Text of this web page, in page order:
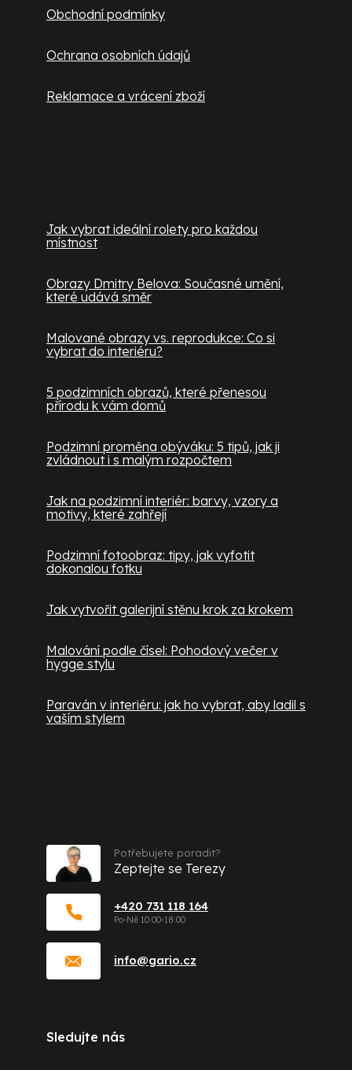
Obchodní podmínky
Ochrana osobních údajů
Reklamace a vrácení zboží
Jak vybrat ideální rolety pro každou
místnost
Obrazy Dmitry Belova: Současné umění,
které udává směr
Malované obrazy vs. reprodukce: Co si
vybrat do interiéru?
5 podzimních obrazů, které přenesou
přírodu k vám domů
Podzimní proměna obýváku: 5 tipů, jak ji
zvládnout i s malým rozpočtem
Jak na podzimní interiér: barvy, vzory a
motivy, které zahřejí
Podzimní fotoobraz: tipy, jak vyfotit
dokonalou fotku
Jak vytvořit galerijní stěnu krok za krokem
Malování podle čísel: Pohodový večer v
hygge stylu
Paraván v interiéru: jak ho vybrat, aby ladil s
vaším stylem
info@gario.cz
+420 731 118 164
Potřebujete poradit?
Zeptejte se Terezy
Sledujte nás